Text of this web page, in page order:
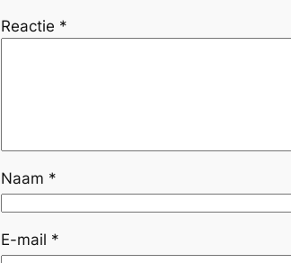
Reactie *
Naam *
E-mail *